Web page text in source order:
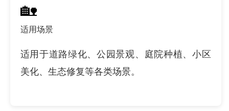
🏡
适用场景
适用于道路绿化、公园景观、庭院种植、小区
美化、生态修复等各类场景。